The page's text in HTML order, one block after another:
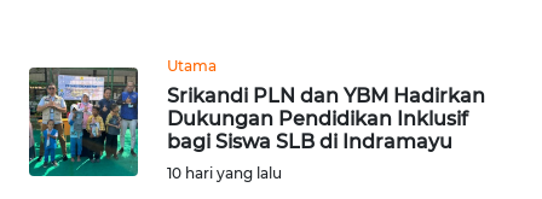
Utama
Srikandi PLN dan YBM Hadirkan
Dukungan Pendidikan Inklusif
bagi Siswa SLB di Indramayu
10 hari yang lalu
WN
KEPULAUAN
SERIBU